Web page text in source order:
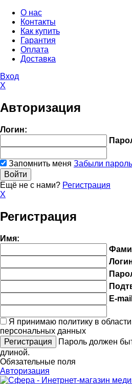
О нас
Контакты
Как купить
Гарантия
Оплата
Доставка
Вход
X
Авторизация
Логин:
Запомнить меня Забыли
Ещё не с нами? Регистрация
X
Регистрация
Имя:
E-
Я принимаю политику в
персональных данных
Пароль должен
длиной.
Обязательные поля
Авторизация